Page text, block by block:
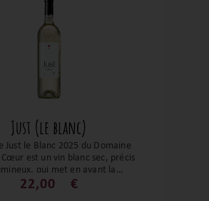
Just (le blanc)
Just le Blanc 2025 du Domaine
Cœur est un vin blanc sec, précis
qui met en avant la
et la pureté aromatique dans
22,00 €